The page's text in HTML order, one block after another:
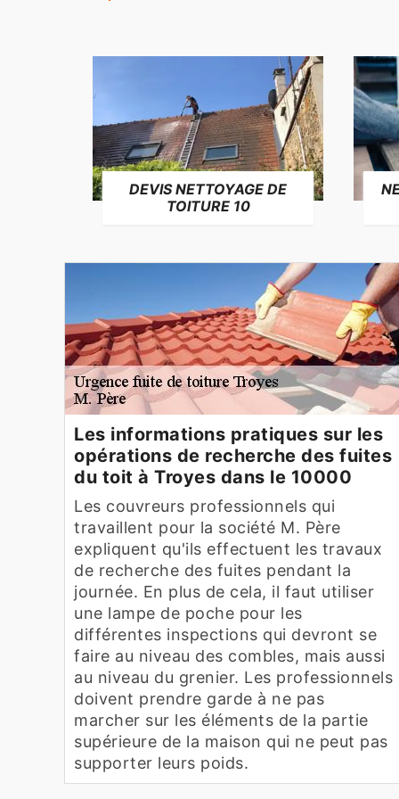
DEVIS NETTOYAGE DE
TOITURE 10
Les informations pratiques sur les
opérations de recherche des fuites
du toit à Troyes dans le 10000
Les couvreurs professionnels qui
travaillent pour la société M. Père
expliquent qu'ils effectuent les travaux
de recherche des fuites pendant la
journée. En plus de cela, il faut utiliser
une lampe de poche pour les
différentes inspections qui devront se
faire au niveau des combles, mais aussi
au niveau du grenier. Les professionnels
doivent prendre garde à ne pas
marcher sur les éléments de la partie
supérieure de la maison qui ne peut pas
supporter leurs poids.